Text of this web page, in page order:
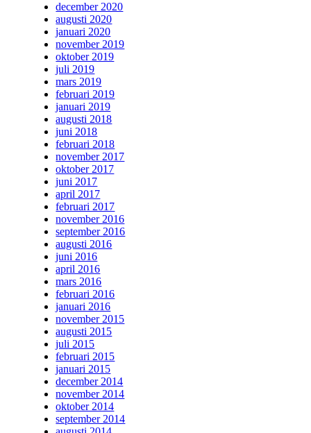
december 2020
augusti 2020
januari 2020
november 2019
oktober 2019
juli 2019
mars 2019
februari 2019
januari 2019
augusti 2018
juni 2018
februari 2018
november 2017
oktober 2017
juni 2017
april 2017
februari 2017
november 2016
september 2016
augusti 2016
juni 2016
april 2016
mars 2016
februari 2016
januari 2016
november 2015
augusti 2015
juli 2015
februari 2015
januari 2015
december 2014
november 2014
oktober 2014
september 2014